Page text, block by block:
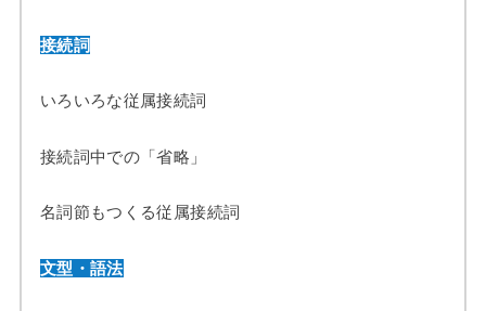
接続詞
いろいろな従属接続詞
接続詞中での「省略」
名詞節もつくる従属接続詞
文型・語法